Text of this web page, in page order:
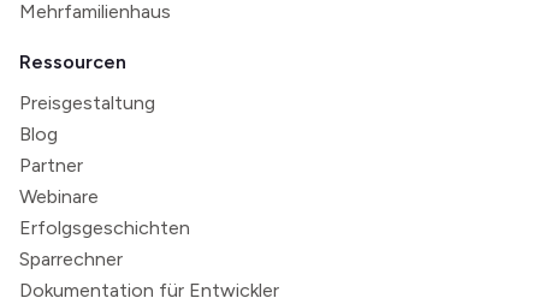
Mehrfamilienhaus
Ressourcen
Preisgestaltung
Blog
Partner
Webinare
Erfolgsgeschichten
Sparrechner
Dokumentation für Entwickler